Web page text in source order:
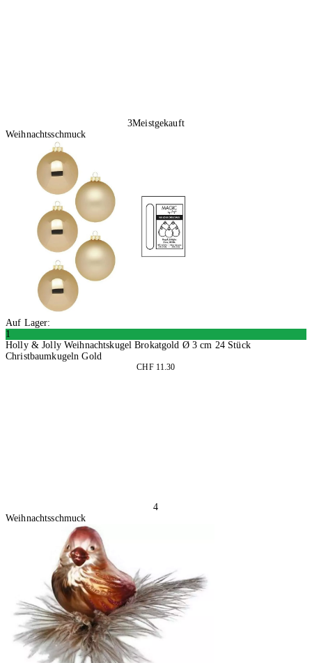
3Meistgekauft
Weihnachtsschmuck
Auf Lager:
1
Holly & Jolly Weihnachtskugel Brokatgold Ø 3 cm 24 Stück
Christbaumkugeln Gold
CHF 11.30
4
Weihnachtsschmuck